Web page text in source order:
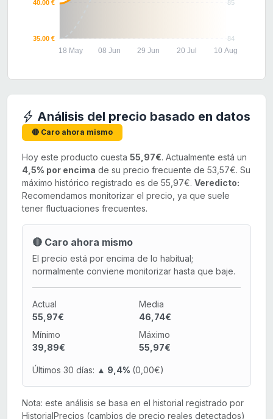
85
84
40.00 €
35.00 €
18 May 08 Jun 29 Jun 20 Jul 10 Aug
Análisis del precio basado en datos
🔴 Caro ahora mismo
Hoy este producto cuesta 55,97€. Actualmente está un
4,5% por encima de su precio frecuente de 53,57€. Su
máximo histórico registrado es de 55,97€. Veredicto:
Recomendamos monitorizar el precio, ya que suele
tener fluctuaciones frecuentes.
🔴 Caro ahora mismo
El precio está por encima de lo habitual;
normalmente conviene monitorizar hasta que baje.
Actual
55,97€
Media
46,74€
Mínimo
39,89€
Máximo
55,97€
Últimos 30 días: ▲ 9,4% (0,00€)
Nota: este análisis se basa en el historial registrado por
HistorialPrecios (cambios de precio reales detectados)